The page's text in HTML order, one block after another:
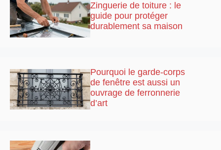
Zinguerie de toiture : le
guide pour protéger
durablement sa maison
Pourquoi le garde-corps
de fenêtre est aussi un
ouvrage de ferronnerie
d’art